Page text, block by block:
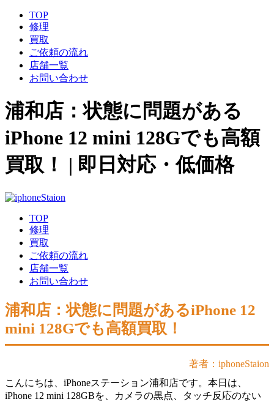
TOP
修理
買取
ご依頼の流れ
店舗一覧
お問い合わせ
浦和店：状態に問題がある
iPhone 12 mini 128Gでも高額
買取！ | 即日対応・低価格
TOP
修理
買取
ご依頼の流れ
店舗一覧
お問い合わせ
浦和店：状態に問題があるiPhone 12
mini 128Gでも高額買取！
著者：iphoneStaion
こんにちは、iPhoneステーション浦和店です。本日は、
iPhone 12 mini 128GBを、カメラの黒点、タッチ反応のない